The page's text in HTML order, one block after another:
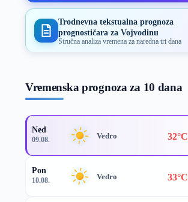
Trodnevna tekstualna prognoza
prognostičara za Vojvodinu
Stručna analiza vremena za naredna tri dana
Vremenska prognoza za 10 dana
Ned
09.08. Vedro 32°C
Pon
10.08. Vedro 33°C